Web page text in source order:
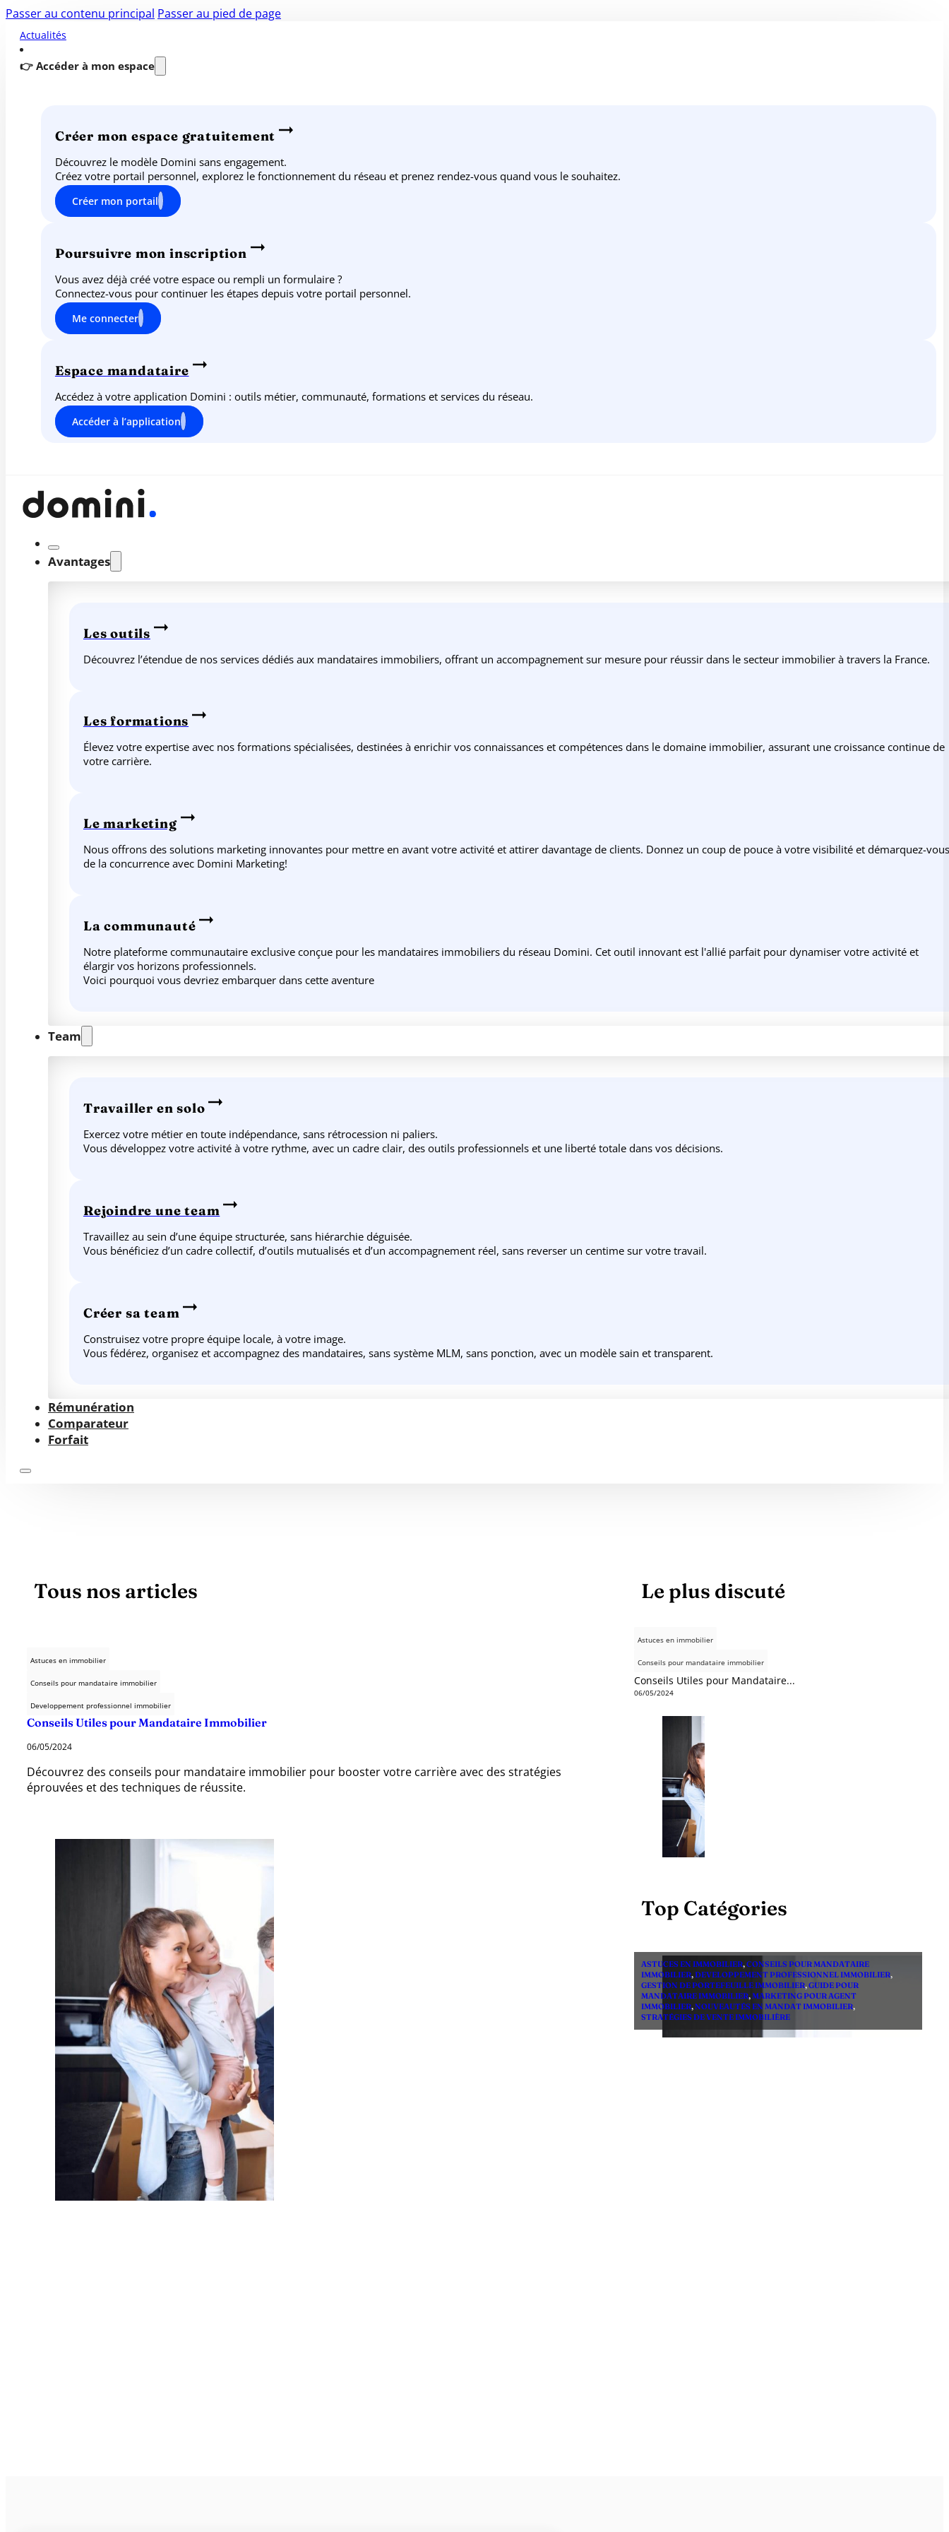
Passer au contenu principal Passer au pied de page
Actualités
👉 Accéder à mon espace
Créer mon espace gratuitement
Découvrez le modèle Domini sans engagement.
Créez votre portail personnel, explorez le fonctionnement du réseau et prenez rendez-vous quand vous le souhaitez.
Créer mon portail
Poursuivre mon inscription
Vous avez déjà créé votre espace ou rempli un formulaire ?
Connectez-vous pour continuer les étapes depuis votre portail personnel.
Me connecter
Espace mandataire
Accédez à votre application Domini : outils métier, communauté, formations et services du réseau.
Accéder à l’application
Avantages
Les outils
Découvrez l’étendue de nos services dédiés aux mandataires immobiliers, offrant un accompagnement sur mesure pour réussir dans le secteur immobilier à travers la France.
Les formations
Élevez votre expertise avec nos formations spécialisées, destinées à enrichir vos connaissances et compétences dans le domaine immobilier, assurant une croissance continue de
votre carrière.
Le marketing
Nous offrons des solutions marketing innovantes pour mettre en avant votre activité et attirer davantage de clients. Donnez un coup de pouce à votre visibilité et démarquez-vous
de la concurrence avec Domini Marketing!
La communauté
Notre plateforme communautaire exclusive conçue pour les mandataires immobiliers du réseau Domini. Cet outil innovant est l'allié parfait pour dynamiser votre activité et
élargir vos horizons professionnels.
Voici pourquoi vous devriez embarquer dans cette aventure
Team
Travailler en solo
Exercez votre métier en toute indépendance, sans rétrocession ni paliers.
Vous développez votre activité à votre rythme, avec un cadre clair, des outils professionnels et une liberté totale dans vos décisions.
Rejoindre une team
Travaillez au sein d’une équipe structurée, sans hiérarchie déguisée.
Vous bénéficiez d’un cadre collectif, d’outils mutualisés et d’un accompagnement réel, sans reverser un centime sur votre travail.
Créer sa team
Construisez votre propre équipe locale, à votre image.
Vous fédérez, organisez et accompagnez des mandataires, sans système MLM, sans ponction, avec un modèle sain et transparent.
Rémunération
Comparateur
Forfait
Tous nos articles
Astuces en immobilier
Conseils pour mandataire immobilier
Developpement professionnel immobilier
Conseils Utiles pour Mandataire Immobilier
06/05/2024
Découvrez des conseils pour mandataire immobilier pour booster votre carrière avec des stratégies
éprouvées et des techniques de réussite.
Le plus discuté
Astuces en immobilier
Conseils pour mandataire immobilier
Conseils Utiles pour Mandataire...
06/05/2024
Top Catégories
ASTUCES EN IMMOBILIER,CONSEILS POUR MANDATAIRE
IMMOBILIER,DEVELOPPEMENT PROFESSIONNEL IMMOBILIER,
GESTION DE PORTEFEUILLE IMMOBILIER,GUIDE POUR
MANDATAIRE IMMOBILIER, MARKETING POUR AGENT
IMMOBILIER,NOUVEAUTÉS EN MANDAT IMMOBILIER,
STRATÉGIES DE VENTE IMMOBILIÈRE